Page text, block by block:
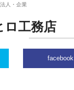
人・企業
ロ工務店
facebook